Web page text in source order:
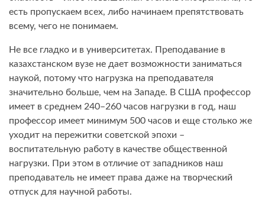
есть пропускаем всех, либо начинаем препятствовать
всему, чего не понимаем.
Не все гладко и в университетах. Преподавание в
казахстанском вузе не дает возможности заниматься
наукой, потому что нагрузка на преподавателя
значительно больше, чем на Западе. В США профессор
имеет в среднем 240–260 часов нагрузки в год, наш
профессор имеет минимум 500 часов и еще столько же
уходит на пережитки советской эпохи –
воспитательную работу в качестве общественной
нагрузки. При этом в отличие от западников наш
преподаватель не имеет права даже на творческий
отпуск для научной работы.